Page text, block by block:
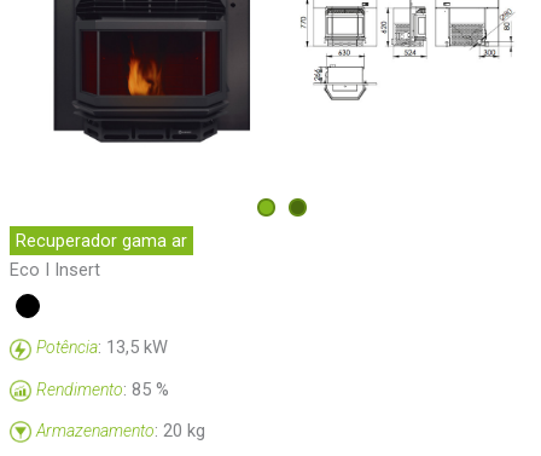
Recuperador gama ar
Eco I Insert
Potência: 13,5 kW
Rendimento: 85 %
Armazenamento: 20 kg